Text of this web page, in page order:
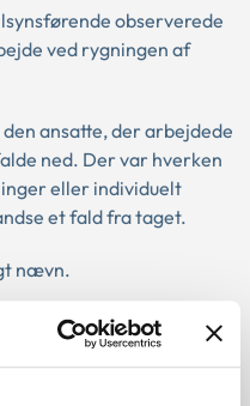
observerede
ved rygningen af
ansatte, der arbejdede
ned. Der var hverken
eller individuelt
et fald fra taget.
nævn.
helhed her